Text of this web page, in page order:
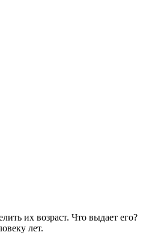
их возраст. Что выдает его?
лет.